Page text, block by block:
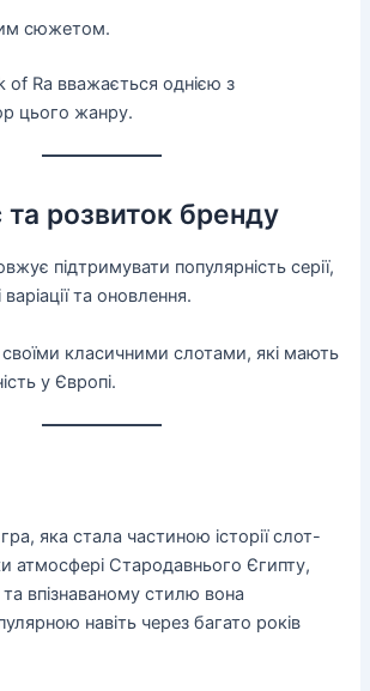
сюжетом.
of Ra вважається однією з
цього жанру.
розвиток бренду
підтримувати популярність серії,
та оновлення.
своїми класичними слотами, які мають
у Європі.
яка стала частиною історії слот-
атмосфері Стародавнього Єгипту,
та впізнаваному стилю вона
навіть через багато років